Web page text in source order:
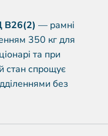
B26(2) — рамні
350 кг для
та при
стан спрощує
без